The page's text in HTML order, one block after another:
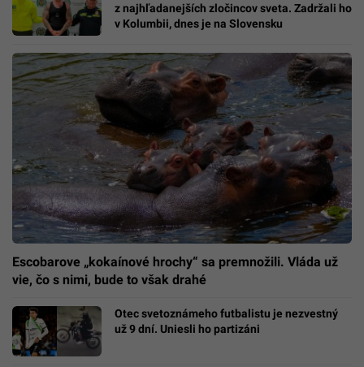
z najhľadanejších zločincov sveta. Zadržali ho
v Kolumbii, dnes je na Slovensku
Escobarove „kokaínové hrochy“ sa premnožili. Vláda už
vie, čo s nimi, bude to však drahé
Otec svetoznámeho futbalistu je nezvestný
už 9 dní. Uniesli ho partizáni